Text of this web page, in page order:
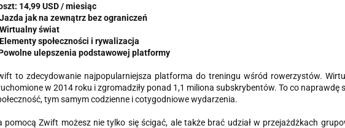
14,99 USD / miesiąc
jak na zewnątrz bez ograniczeń
świat
społeczności i rywalizacja
ulepszenia podstawowej platformy
to zdecydowanie najpopularniejsza platforma do treningu wśród rowerzystów.
w 2014 roku i zgromadziły ponad 1,1 miliona subskrybentów. To co naprawdę
tym samym codzienne i cotygodniowe wydarzenia.
pomocą Zwift możesz nie tylko się ścigać, ale także brać udział w przejażdżkach